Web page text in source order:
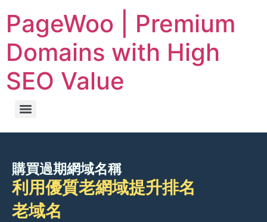
PageWoo | Premium
Domains with High
SEO Value
購買過期網域名稱
利用優質老網域提升排名
老域名